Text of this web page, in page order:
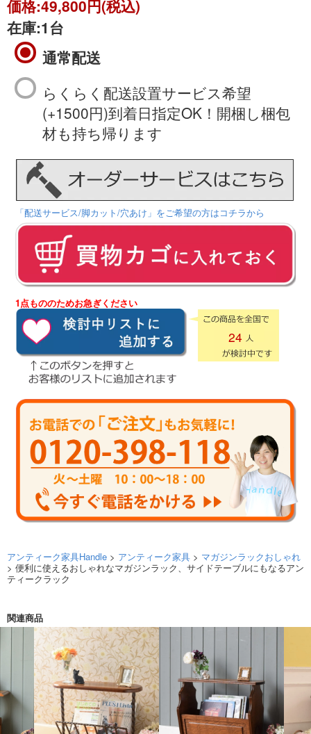
価格:49,800円(税込)
在庫:1台
通常配送
らくらく配送設置サービス希望
(+1500円)到着日指定OK！開梱し梱包
材も持ち帰ります
「配送サービス/脚カット/穴あけ」をご希望の方はコチラから
1点もののためお急ぎください
24
アンティーク家具Handle > アンティーク家具 > マガジンラックおしゃれ
> 便利に使えるおしゃれなマガジンラック、サイドテーブルにもなるアン
ティークラック
関連商品